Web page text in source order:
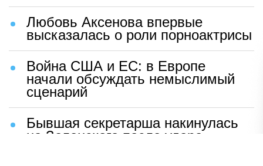
Любовь Аксенова впервые
высказалась о роли порноактрисы
Война США и ЕС: в Европе
начали обсуждать немыслимый
сценарий
Бывшая секретарша накинулась
на Зеленского после удара